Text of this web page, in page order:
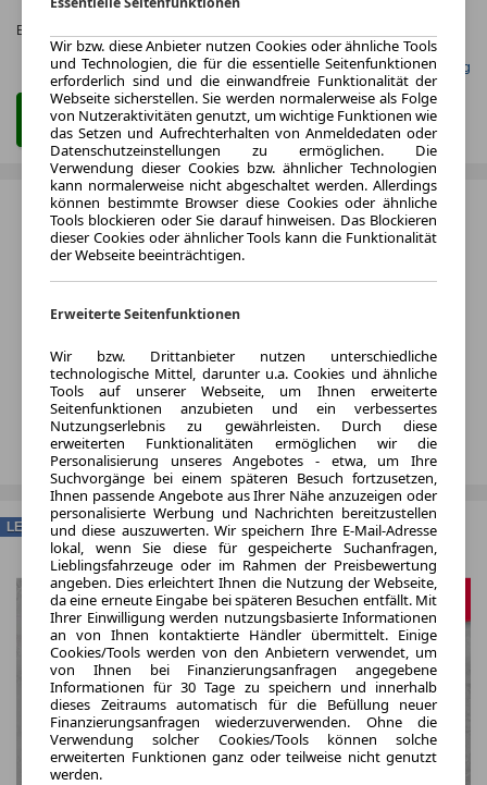
Effizienzklasse:
KLASSE
Gefunden auf Null Leasing
Zum Leasing Angebot
LEASING
Wir bzw. diese Anbieter nutzen Cookies oder ähnliche Tools
und Technologien, die für die essentielle Seitenfunktionen
erforderlich sind und die einwandfreie Funktionalität der
Webseite sicherstellen. Sie werden normalerweise als Folge
von Nutzeraktivitäten genutzt, um wichtige Funktionen wie
das Setzen und Aufrechterhalten von Anmeldedaten oder
Datenschutzeinstellungen zu ermöglichen. Die
Verwendung dieser Cookies bzw. ähnlicher Technologien
kann normalerweise nicht abgeschaltet werden. Allerdings
können bestimmte Browser diese Cookies oder ähnliche
Tools blockieren oder Sie darauf hinweisen. Das Blockieren
dieser Cookies oder ähnlicher Tools kann die Funktionalität
der Webseite beeinträchtigen.
Erweiterte Seitenfunktionen
Wir bzw. Drittanbieter nutzen unterschiedliche
technologische Mittel, darunter u.a. Cookies und ähnliche
Tools auf unserer Webseite, um Ihnen erweiterte
Seitenfunktionen anzubieten und ein verbessertes
Nutzungserlebnis zu gewährleisten. Durch diese
erweiterten Funktionalitäten ermöglichen wir die
Personalisierung unseres Angebotes - etwa, um Ihre
Suchvorgänge bei einem späteren Besuch fortzusetzen,
Ihnen passende Angebote aus Ihrer Nähe anzuzeigen oder
personalisierte Werbung und Nachrichten bereitzustellen
und diese auszuwerten. Wir speichern Ihre E-Mail-Adresse
lokal, wenn Sie diese für gespeicherte Suchanfragen,
Lieblingsfahrzeuge oder im Rahmen der Preisbewertung
angeben. Dies erleichtert Ihnen die Nutzung der Webseite,
da eine erneute Eingabe bei späteren Besuchen entfällt. Mit
Ihrer Einwilligung werden nutzungsbasierte Informationen
an von Ihnen kontaktierte Händler übermittelt. Einige
Cookies/Tools werden von den Anbietern verwendet, um
von Ihnen bei Finanzierungsanfragen angegebene
Informationen für 30 Tage zu speichern und innerhalb
dieses Zeitraums automatisch für die Befüllung neuer
Finanzierungsanfragen wiederzuverwenden. Ohne die
Verwendung solcher Cookies/Tools können solche
erweiterten Funktionen ganz oder teilweise nicht genutzt
werden.